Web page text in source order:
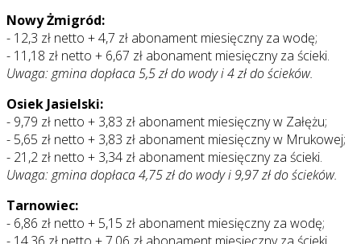
Nowy Żmigród:
- 12,3 zł netto + 4,7 zł abonament miesięczny za wodę;
- 11,18 zł netto + 6,67 zł abonament miesięczny za ścieki.
Uwaga: gmina dopłaca 5,5 zł do wody i 4 zł do ścieków.
Osiek Jasielski:
- 9,79 zł netto + 3,83 zł abonament miesięczny w Załężu;
- 5,65 zł netto + 3,83 zł abonament miesięczny w Mrukowej;
- 21,2 zł netto + 3,34 zł abonament miesięczny za ścieki.
Uwaga: gmina dopłaca 4,75 zł do wody i 9,97 zł do ścieków.
Tarnowiec:
- 6,86 zł netto + 5,15 zł abonament miesięczny za wodę;